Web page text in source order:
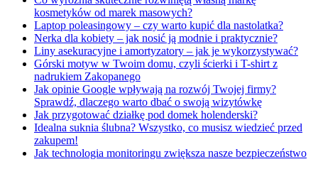
kosmetyków od marek masowych?
Laptop poleasingowy – czy warto kupić dla nastolatka?
Nerka dla kobiety – jak nosić ją modnie i praktycznie?
Liny asekuracyjne i amortyzatory – jak je wykorzystywać?
Górski motyw w Twoim domu, czyli ścierki i T-shirt z
nadrukiem Zakopanego
Jak opinie Google wpływają na rozwój Twojej firmy?
Sprawdź, dlaczego warto dbać o swoją wizytówkę
Jak przygotować działkę pod domek holenderski?
Idealna suknia ślubna? Wszystko, co musisz wiedzieć przed
zakupem!
Jak technologia monitoringu zwiększa nasze bezpieczeństwo